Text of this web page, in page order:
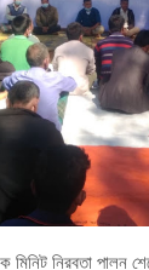
মিনিট নিরবতা পালন